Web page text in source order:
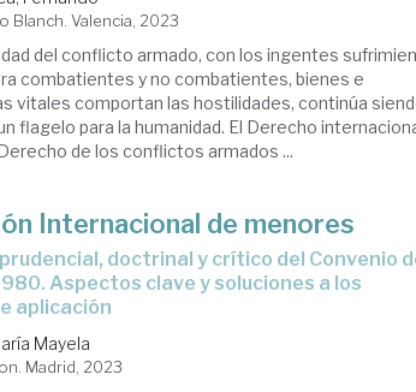
Blanch. Valencia, 2023
del conflicto armado, con los ingentes
combatientes y no combatientes, bienes e
vitales comportan las hostilidades, continúa
flagelo para la humanidad. El Derecho
de los conflictos armados ...
Internacional de menores
Aspectos clave y soluciones a los
aplicación
Mayela
Madrid, 2023